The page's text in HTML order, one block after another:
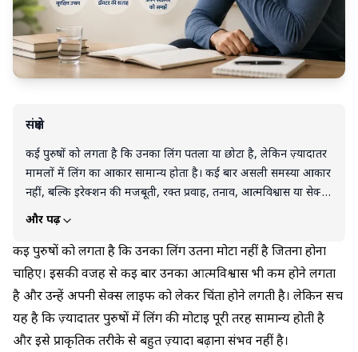
संक्षेप
कई पुरुषों को लगता है कि उनका लिंग पतला या छोटा है, लेकिन ज़्यादातर
मामलों में लिंग का आकार सामान्य होता है। कई बार असली समस्या आकार
नहीं, बल्कि इरेक्शन की मजबूती, रक्त प्रवाह, तनाव, आत्मविश्वास या सेक्स
के दौरान लिंग ढीला होने से जुड़ी हो सकती है। खाना, योग, कीगल
मदद कर सकते हैं, लेकिन कोई तेल, गोली या घरेलू उपाय लिंग को स्थायी
रूप से मोटा नहीं करता। अगर सेक्स के दौरान लिंग ढीला हो जाता है,
इरेक्शन मजबूत नहीं रहता, या आकार को लेकर चिंता आपके आत्मविश्वास
या रिश्ते पर असर डाल रही है, तो पहले निजी आकलन या डॉक्टर परामर्श से
सही कारण समझना बेहतर है।
और पढ़ें
कई पुरुषों को लगता है कि उनका लिंग उतना मोटा नहीं है जितना होना
चाहिए। इसकी वजह से कई बार उनका आत्मविश्वास भी कम होने लगता
है और उन्हें अपनी सेक्स लाइफ को लेकर चिंता होने लगती है। लेकिन सच
यह है कि ज़्यादातर पुरुषों में लिंग की मोटाई पूरी तरह सामान्य होती है
और इसे प्राकृतिक तरीके से बहुत ज़्यादा बढ़ाना संभव नहीं है।